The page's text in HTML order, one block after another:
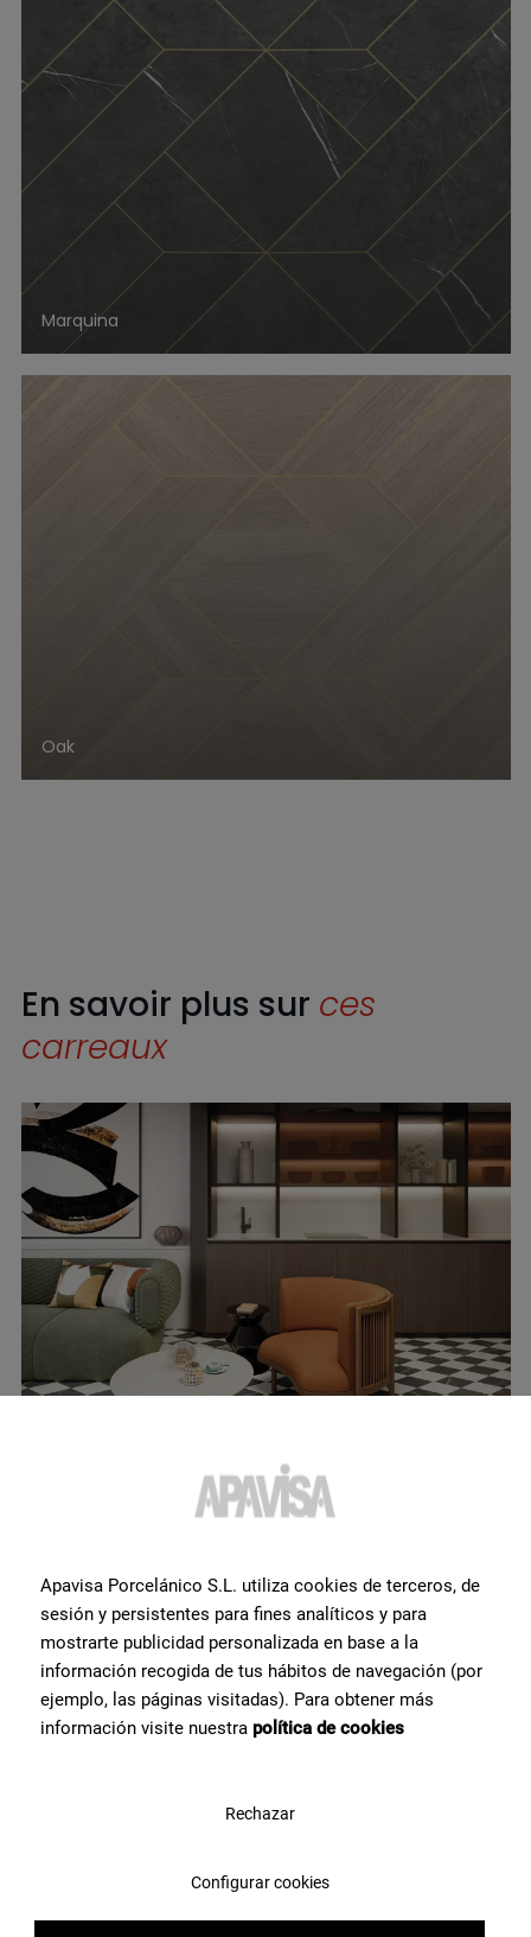
Marquina
Oak
En savoir plus sur ces
carreaux
Modular Marquina Natural
Apavisa Porcelánico S.L. utiliza cookies de terceros, de
sesión y persistentes para fines analíticos y para
mostrarte publicidad personalizada en base a la
información recogida de tus hábitos de navegación (por
ejemplo, las páginas visitadas). Para obtener más
información visite nuestra política de cookies
Rechazar
Configurar cookies